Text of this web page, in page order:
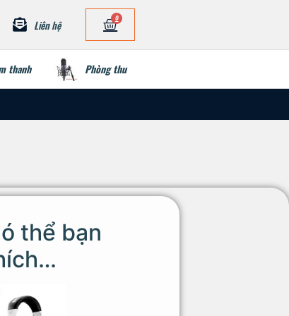
Liên hệ 0
thanh Phòng thu
thể bạn